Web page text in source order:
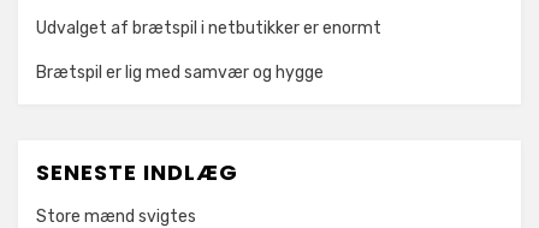
Udvalget af brætspil i netbutikker er enormt
Brætspil er lig med samvær og hygge
SENESTE INDLÆG
Store mænd svigtes